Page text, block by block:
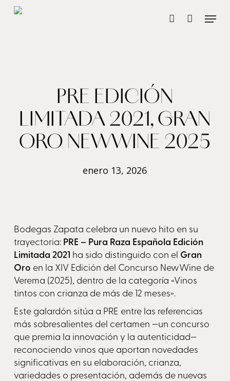
Skip
account
Menu
PRE EDICIÓN
LIMITADA 2021, GRAN
ORO NEWWINE 2025
enero 13, 2026
Bodegas Zapata celebra un nuevo hito en su
trayectoria: PRE – Pura Raza Española Edición
Limitada 2021 ha sido distinguido con el Gran
Oro en la XIV Edición del Concurso NewWine de
Verema (2025), dentro de la categoría «Vinos
tintos con crianza de más de 12 meses».
Este galardón sitúa a PRE entre las referencias
más sobresalientes del certamen —un concurso
que premia la innovación y la autenticidad—
reconociendo vinos que aportan novedades
significativas en su elaboración, crianza,
variedades o presentación, además de nuevas